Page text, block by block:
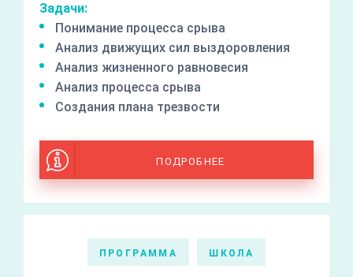
Задачи:
Понимание процесса срыва
Анализ движущих сил выздоровления
Анализ жизненного равновесия
Анализ процесса срыва
Создания плана трезвости
ПОДРОБНЕЕ
ПРОГРАММА ШКОЛА